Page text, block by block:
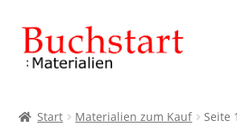
Zur
Navigation
springen
Zum
Inhalt
springen
Start Materialien zum Kauf Seite 1